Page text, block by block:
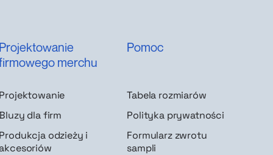
Projektowanie
merchu
Projektowanie
dla firm
Produkcja odzieży i
Pomoc
Tabela rozmiarów
Polityka prywatności
Formularz zwrotu
sampli